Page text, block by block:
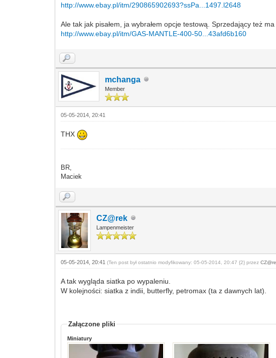
http://www.ebay.pl/itm/290865902693?ssPa...1497.l2648
Ale tak jak pisałem, ja wybrałem opcje testową. Sprzedający też
http://www.ebay.pl/itm/GAS-MANTLE-400-50...43afd6b160
mchanga
Member
05-05-2014, 20:41
THX
BR,
Maciek
CZ@rek
Lampenmeister
05-05-2014, 20:41(Ten post był ostatnio modyfikowany: 05-05-2014, 20:47 {2} przez
A tak wygląda siatka po wypaleniu.
W kolejności: siatka z indii, butterfly, petromax (ta z dawnych lat).
Załączone pliki
Miniatury